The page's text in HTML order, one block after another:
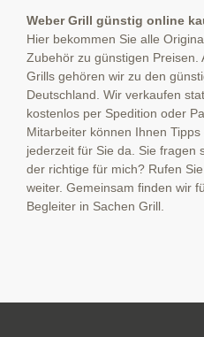
Weber Grill günstig online
Hier bekommen Sie alle
Zubehör zu günstigen Preisen.
Grills gehören wir zu den
Deutschland. Wir verkaufen
kostenlos per Spedition oder
Mitarbeiter können Ihnen
jederzeit für Sie da. Sie fragen
der richtige für mich? Rufen
weiter. Gemeinsam finden wir
Begleiter in Sachen Grill.